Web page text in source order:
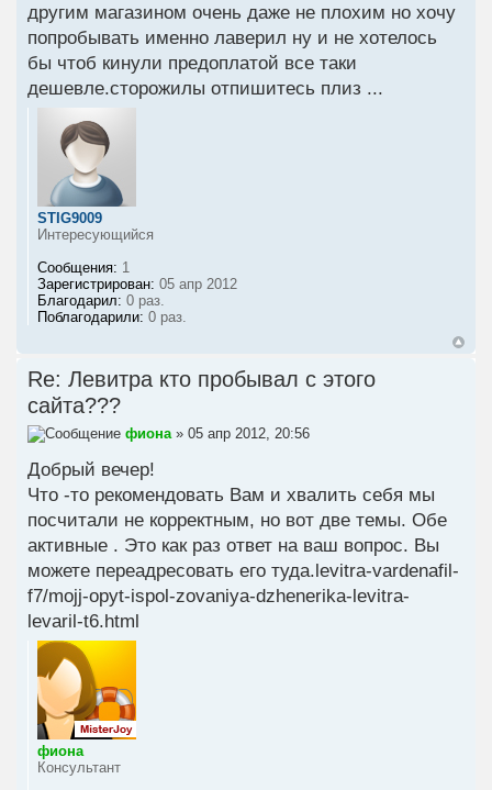
другим магазином очень даже не плохим но хочу
попробывать именно лаверил ну и не хотелось
бы чтоб кинули предоплатой все таки
дешевле.сторожилы отпишитесь плиз ...
STIG9009
Интересующийся
Сообщения: 1
Зарегистрирован: 05 апр 2012
Благодарил: 0 раз.
Поблагодарили: 0 раз.
Re: Левитра кто пробывал с этого
сайта???
фиона » 05 апр 2012, 20:56
Добрый вечер!
Что -то рекомендовать Вам и хвалить себя мы
посчитали не корректным, но вот две темы. Обе
активные . Это как раз ответ на ваш вопрос. Вы
можете переадресовать его туда.levitra-vardenafil-
f7/mojj-opyt-ispol-zovaniya-dzhenerika-levitra-
levaril-t6.html
фиона
Консультант